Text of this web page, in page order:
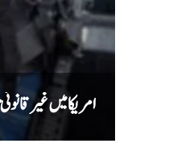
امریکا میں غیر قانونی